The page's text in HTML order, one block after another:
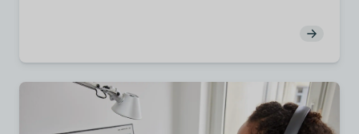
En esta sección, compartimos ideas sobre cuáles
son estos desafíos y cómo apoyar mejor a este
grupo de pacientes.